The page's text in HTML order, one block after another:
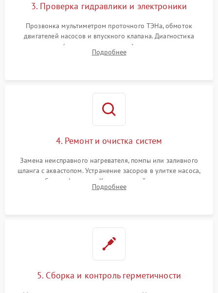
3. Проверка гидравлики и электроники
Прозвонка мультиметром проточного ТЭНа, обмоток
двигателей насосов и впускного клапана. Диагностика
прессостата (датчика уровня воды), датчика мутности,
концевика дверцы и электронного модуля управления.
Подробнее
4. Ремонт и очистка систем
Замена неисправного нагревателя, помпы или заливного
шланга с аквастопом. Устранение засоров в улитке насоса,
патрубках и фильтрах. Компонентный ремонт платы
управления, восстановление поврежденной проводки.
Подробнее
5. Сборка и контроль герметичности